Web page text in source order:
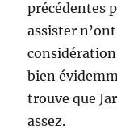
précédentes
assister
bien
trouve que
assez.